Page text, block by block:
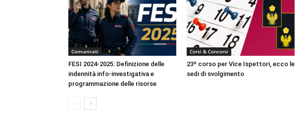
Comunicati
FESI 2024-2025: Definizione delle
indennità info-investigativa e
programmazione delle risorse
Corsi & Concorsi
23º corso per Vice Ispettori, ecco le
sedi di svolgimento